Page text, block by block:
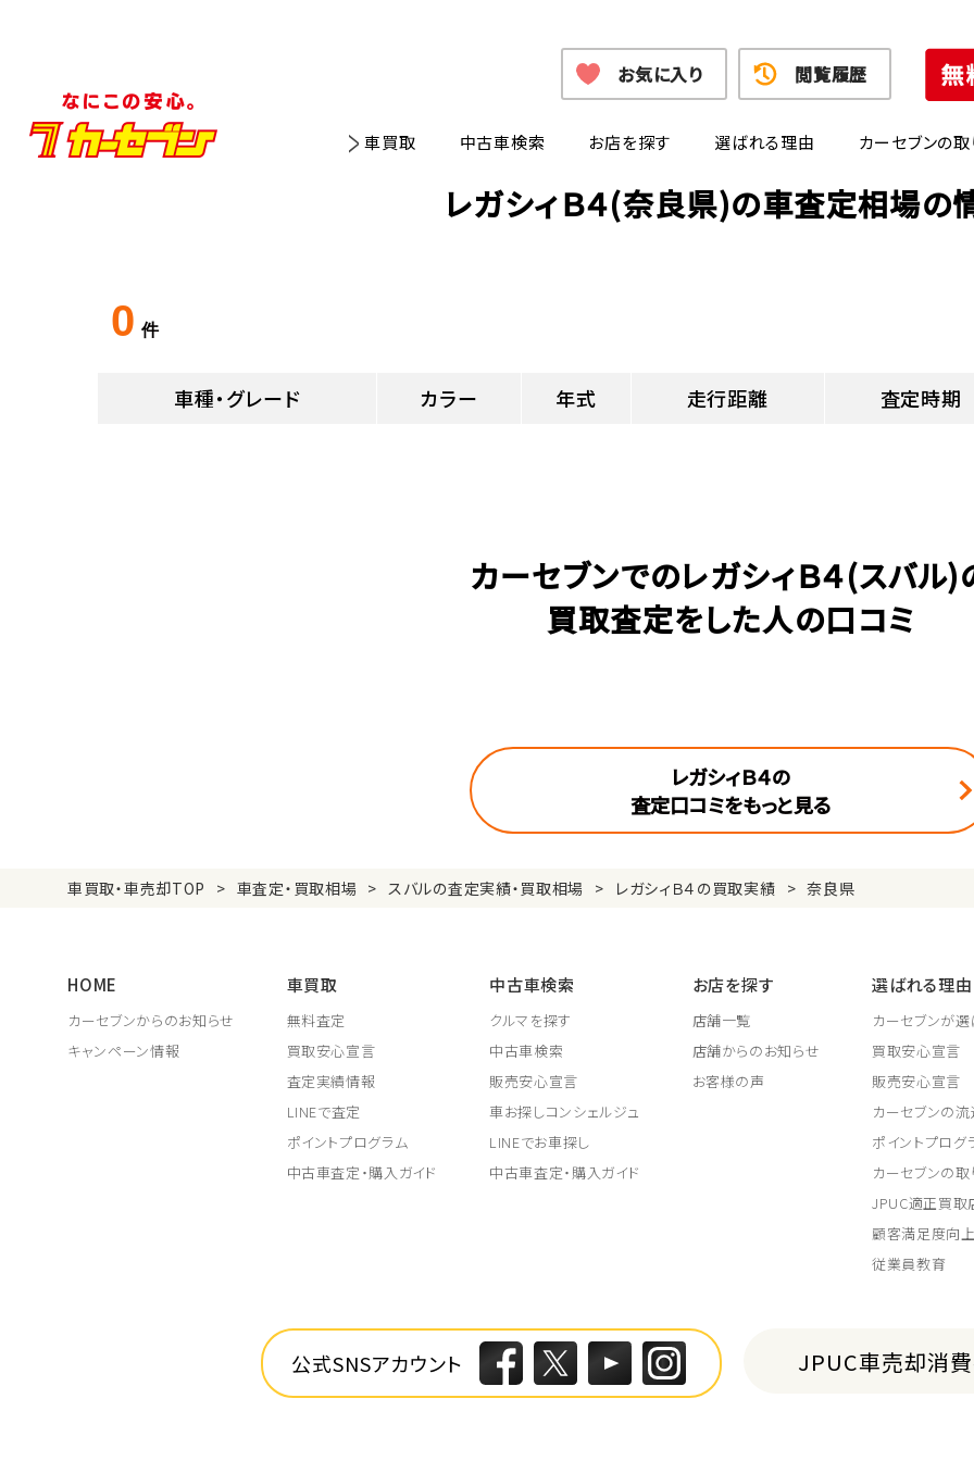
車買取 中古車検索 お店を探す 選ばれる理由 カーセブンの
お気に入り 閲覧履歴
レガシィＢ４(奈良県)の車査定相場の
0 件
車種・グレード カラー 年式 走行距離 査定時期
カーセブンでのレガシィＢ４(スバル)
買取査定をした人の口コミ
レガシィＢ４の
査定口コミをもっと見る
車買取・車売却TOP 車査定・買取相場 スバルの査定実績・買取相場 レガシィＢ４の買取実績 奈良県
HOME
カーセブンからのお知らせ
キャンペーン情報
車買取
無料査定
買取安心宣言
査定実績情報
LINEで査定
ポイントプログラム
中古車査定・購入ガイド
中古車検索
クルマを探す
中古車検索
販売安心宣言
車お探しコンシェルジュ
LINEでお車探し
中古車査定・購入ガイド
お店を探す
店舗一覧
店舗からのお知らせ
お客様の声
選ばれる理由
カーセブンが
買取安心宣言
販売安心宣言
カーセブンの
ポイントプログ
カーセブンの
JPUC適正買取
顧客満足度向
従業員教育
公式SNSアカウント JPUC車売却消